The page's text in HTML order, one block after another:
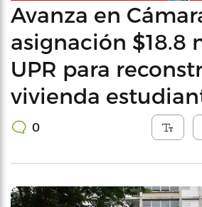
Avanza en
asignación $18.8
UPR para
vivienda
0